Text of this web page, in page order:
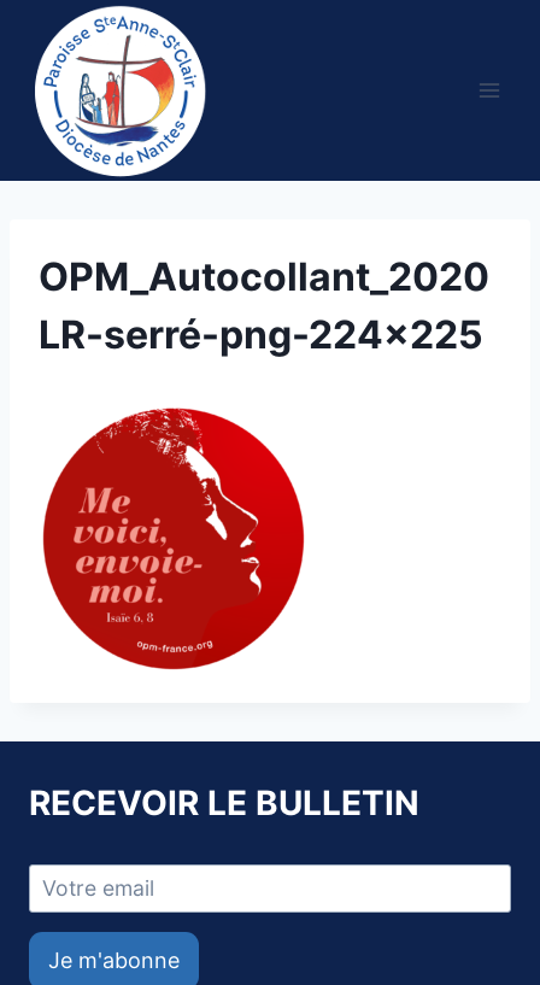
contenu
OPM_Autocollant_2020
LR-serré-png-224×225
RECEVOIR LE BULLETIN
Je m'abonne